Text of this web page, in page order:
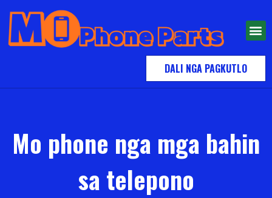
DALI NGA PAGKUTLO
Mo phone nga mga bahin
sa telepono